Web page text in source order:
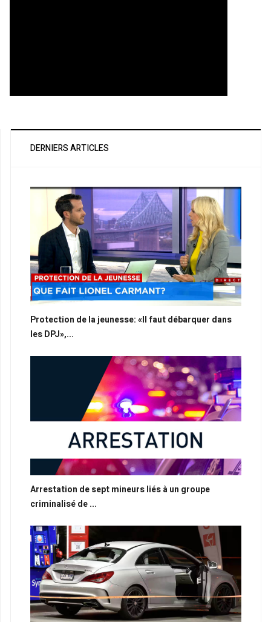
DERNIERS ARTICLES
Protection de la jeunesse: «Il faut débarquer dans
les DPJ»,...
Arrestation de sept mineurs liés à un groupe
criminalisé de ...